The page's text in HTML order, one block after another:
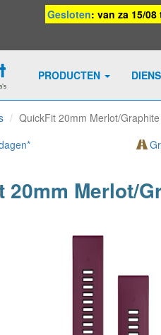
Gesloten: van za 15/08
PRODUCTEN
QuickFit 20mm Merlot/
20mm Merlot/